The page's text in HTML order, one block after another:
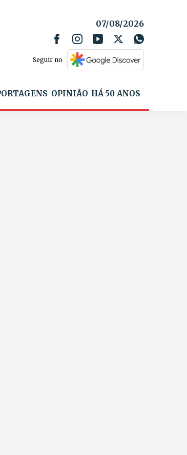
07/08/2026
Seguir no
OPINIÃO HÁ 50 ANOS